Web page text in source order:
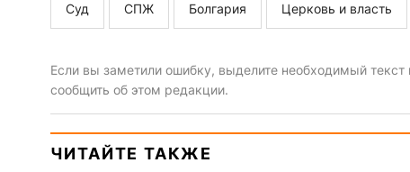
Суд СПЖ Болгария Церковь и власть
Если вы заметили ошибку, выделите необходимый
сообщить об этом редакции.
ЧИТАЙТЕ ТАКЖЕ